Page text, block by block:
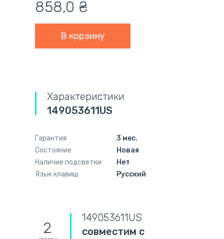
858,0 ₴
Характеристики
149053611US
Гарантия
3 мес.
Состояние
Новая
Наличие подсветки
Нет
Язык клавиш
Русский
2
149053611US
совместим с